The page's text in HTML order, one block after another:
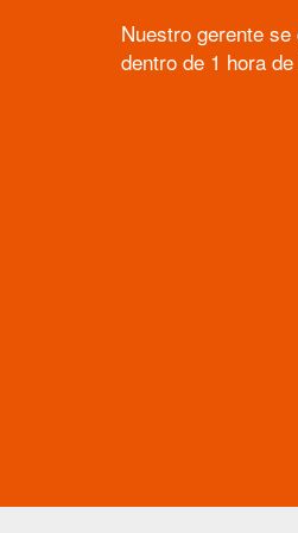
Nuestro gerente
dentro de 1 hora